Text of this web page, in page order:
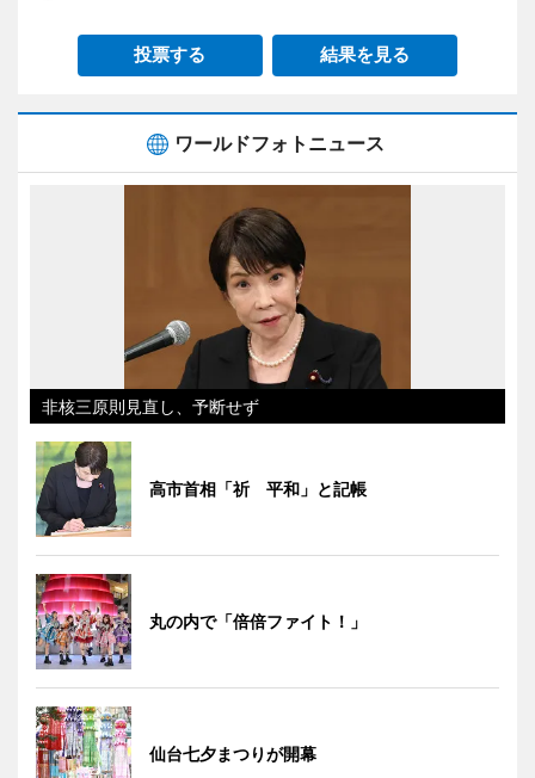
投票する 結果を見る
ワールドフォトニュース
非核三原則見直し、予断せず
高市首相「祈 平和」と記帳
丸の内で「倍倍ファイト！」
仙台七夕まつりが開幕